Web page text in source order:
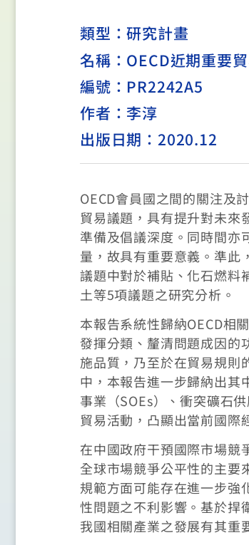
類型：研究計畫
名稱：OECD近期重要
編號：PR2242A5
作者：李淳
出版日期：2020.12
OECD會員國之間的關注及
貿易議題，具有提升對未來
準備及倡議深度。同時間亦
量，故具有重要意義。準此
議題中對於補貼、化石燃料
土等5項議題之研究分析。
本報告系統性歸納OECD相
發揮分類、釐清問題成因的
施品質，乃至於在貿易規則
中，本報告進一步歸納出其
事業（SOEs）、衝突礦石
貿易活動，凸顯出當前國際
在中國政府干預國際市場競
全球市場競爭公平性的主要
規範方面可能存在進一步強
性問題之不利影響。基於捍
我國相關產業之發展有其重